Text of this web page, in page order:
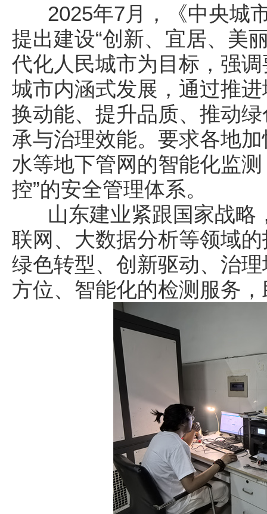
2025年7月，《中央城
提出建设“创新、宜居、美
代化人民城市为目标，强
城市内涵式发展，通过推
换动能、提升品质、推动
承与治理效能。要求各地
水等地下管网的智能化监
控”的安全管理体系。
山东建业紧跟国家战略
联网、大数据分析等领域
绿色转型、创新驱动、治
方位、智能化的检测服务